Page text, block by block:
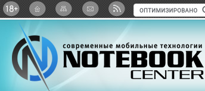
Twitter ВКонтактеGoogle+